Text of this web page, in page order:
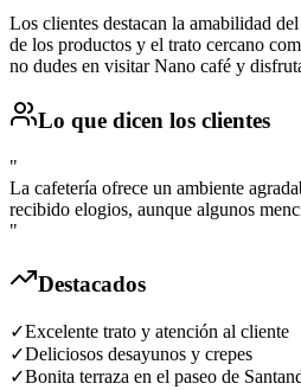
Los clientes destacan la amabilidad
de los productos y el trato cercano
no dudes en visitar Nano café y
Lo que dicen los clientes
"
La cafetería ofrece un ambiente
recibido elogios, aunque algunos
"
Destacados
✓Excelente trato y atención al cliente
✓Deliciosos desayunos y crepes
✓Bonita terraza en el paseo de